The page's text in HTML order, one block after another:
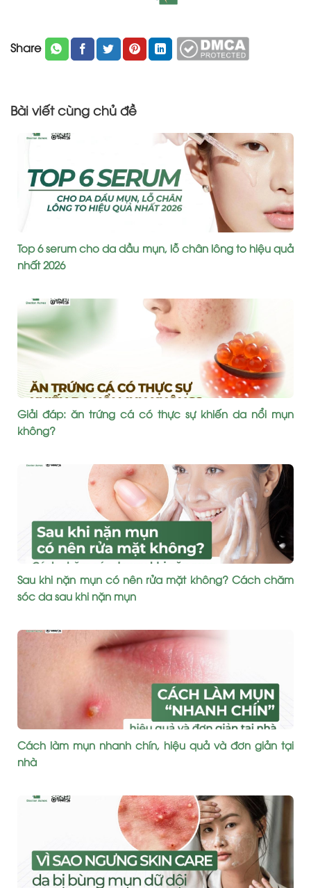
Share
Bài viết cùng chủ đề
Top 6 serum cho da dầu mụn, lỗ chân lông to hiệu quả
nhất 2026
Giải đáp: ăn trứng cá có thực sự khiến da nổi mụn
không?
Sau khi nặn mụn có nên rửa mặt không? Cách chăm
sóc da sau khi nặn mụn
Cách làm mụn nhanh chín, hiệu quả và đơn giản tại
nhà